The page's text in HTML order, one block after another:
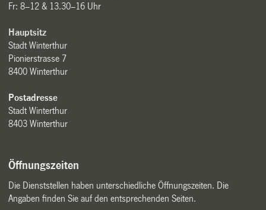
Fr: 8–12 & 13.30–16 Uhr
Hauptsitz
Stadt Winterthur
Pionierstrasse 7
8400 Winterthur
Postadresse
Stadt Winterthur
8403 Winterthur
Öffnungszeiten
Die Dienststellen haben unterschiedliche Öffnungszeiten. Die
Angaben finden Sie auf den entsprechenden Seiten.